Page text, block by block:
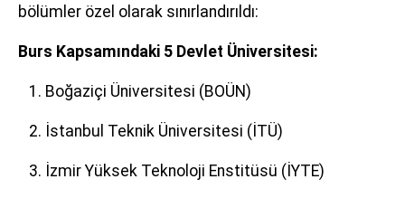
bölümler özel olarak sınırlandırıldı:
Burs Kapsamındaki 5 Devlet Üniversitesi:
Boğaziçi Üniversitesi (BOÜN)
İstanbul Teknik Üniversitesi (İTÜ)
İzmir Yüksek Teknoloji Enstitüsü (İYTE)